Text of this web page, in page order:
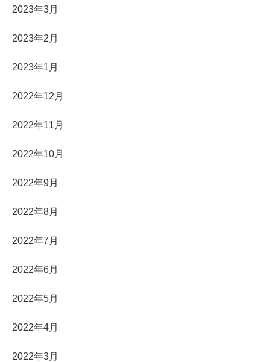
2023年3月
2023年2月
2023年1月
2022年12月
2022年11月
2022年10月
2022年9月
2022年8月
2022年7月
2022年6月
2022年5月
2022年4月
2022年3月